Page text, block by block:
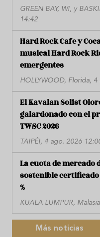
GREEN BAY, WI, y
14:42
Hard Rock Cafe y
musical Hard Rock
emergentes
HOLLYWOOD, Florida,
El Kavalan Solist
galardonado con el
TWSC 2026
TAIPÉI, 4 ago. 2026
La cuota de mercado
sostenible
%
KUALA LUMPUR,
Más noticias